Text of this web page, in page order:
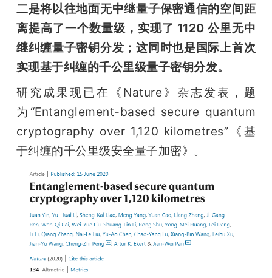
活
动
中
心
GAIR
专
二是将以往地面无中继量子保密通信的空间距
离提高了一个数量级，实现了 1120 公里无中
继纠缠量子密钥分发；这同时也是国际上首次
实现基于纠缠的千公里级量子密钥分发。
研究成果现已在《Nature》杂志发表，题
为“Entanglement-based secure quantum
cryptography over 1,120 kilometres”《基
于纠缠的千公里级安全量子加密》。